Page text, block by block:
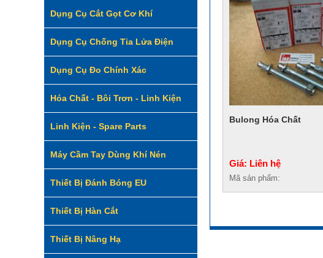
Dụng Cụ Cắt Gọt Cơ Khí
Dụng Cụ Chống Tia Lửa Điện
Dụng Cụ Đo Chính Xác
Hóa Chất - Bôi Trơn - Linh Kiện
Linh Kiện - Spare Parts
Máy Cầm Tay Dùng Khí Nén
Thiết Bị Đánh Bóng EU
Thiết Bị Hàn Cắt
Thiết Bị Nâng Hạ
Bulong Hóa Chất
Giá: Liên hệ
Mã sản phẩm: